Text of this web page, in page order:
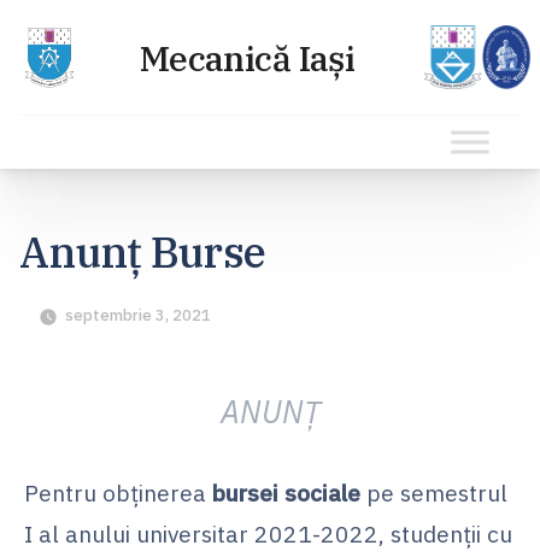
conținut
Anunț Burse
septembrie 3, 2021
ANUNŢ
Pentru obţinerea bursei sociale pe semestrul
I al anului universitar 2021-2022, studenţii cu